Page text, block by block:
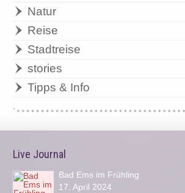
Natur
Reise
Stadtreise
stories
Tipps & Info
Live Journal
Bad Ems im Frühling
17. April 2024